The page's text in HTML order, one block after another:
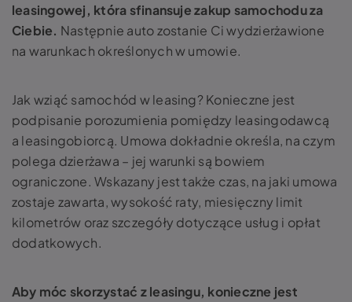
leasingowej, która sfinansuje zakup samochodu za
Ciebie. Następnie auto zostanie Ci wydzierżawione
na warunkach określonych w umowie.
Jak wziąć samochód w leasing? Konieczne jest
podpisanie porozumienia pomiędzy leasingodawcą
a leasingobiorcą. Umowa dokładnie określa, na czym
polega dzierżawa – jej warunki są bowiem
ograniczone. Wskazany jest także czas, na jaki umowa
zostaje zawarta, wysokość raty, miesięczny limit
kilometrów oraz szczegóły dotyczące usług i opłat
dodatkowych.
Aby móc skorzystać z leasingu, konieczne jest